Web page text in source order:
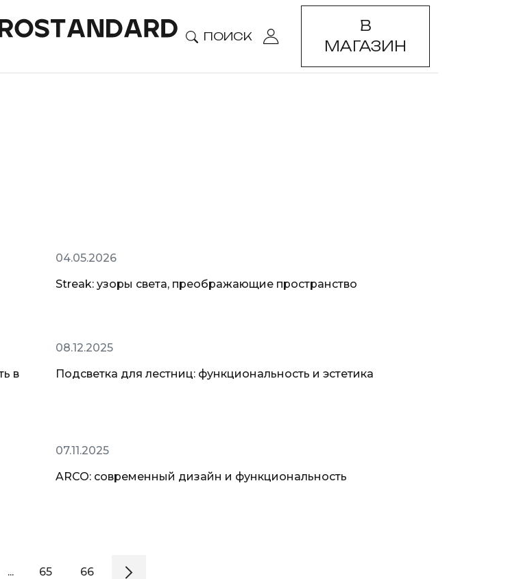
ПОИСК
В
МАГАЗИН
04.05.2026
Streak: узоры света, преображающие пространство
в
08.12.2025
Подсветка для лестниц: функциональность и эстетика
07.11.2025
ARCO: современный дизайн и функциональность
... 65 66